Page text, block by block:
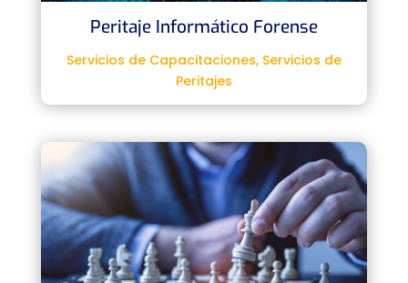
Peritaje Informático Forense
Servicios de Capacitaciones, Servicios de
Peritajes